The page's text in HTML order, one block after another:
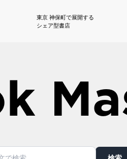
東京 神保町で展開する
シェア型書店